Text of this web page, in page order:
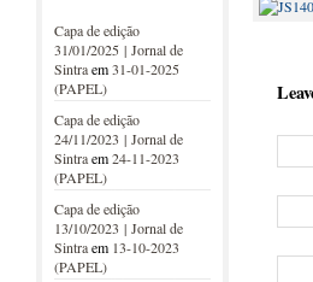
Capa de edição
31/01/2025 | Jornal de
Sintraem31-01-2025
(PAPEL)
Capa de edição
24/11/2023 | Jornal de
Sintraem24-11-2023
(PAPEL)
Capa de edição
13/10/2023 | Jornal de
Sintraem 13-10-2023
(PAPEL)